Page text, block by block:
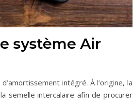
système Air
intégré. À l’origine, la
semelle intercalaire afin de procurer